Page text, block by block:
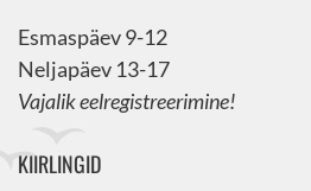
Esmaspäev 9-12
Neljapäev 13-17
Vajalik eelregistreerimine!
KIIRLINGID